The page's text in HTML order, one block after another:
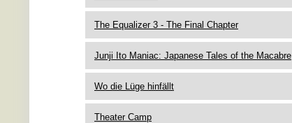
The Equalizer 3 - The Final Chapter
Junji Ito Maniac: Japanese Tales of the Macabre
Wo die Lüge hinfällt
Theater Camp